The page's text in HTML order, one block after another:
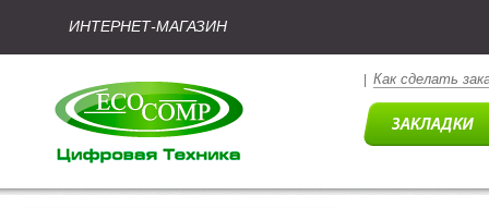
ИНТЕРНЕТ-МАГАЗИН
Как сделать